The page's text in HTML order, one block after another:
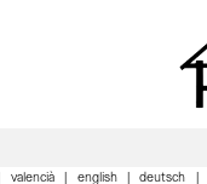
valencià english deutsch